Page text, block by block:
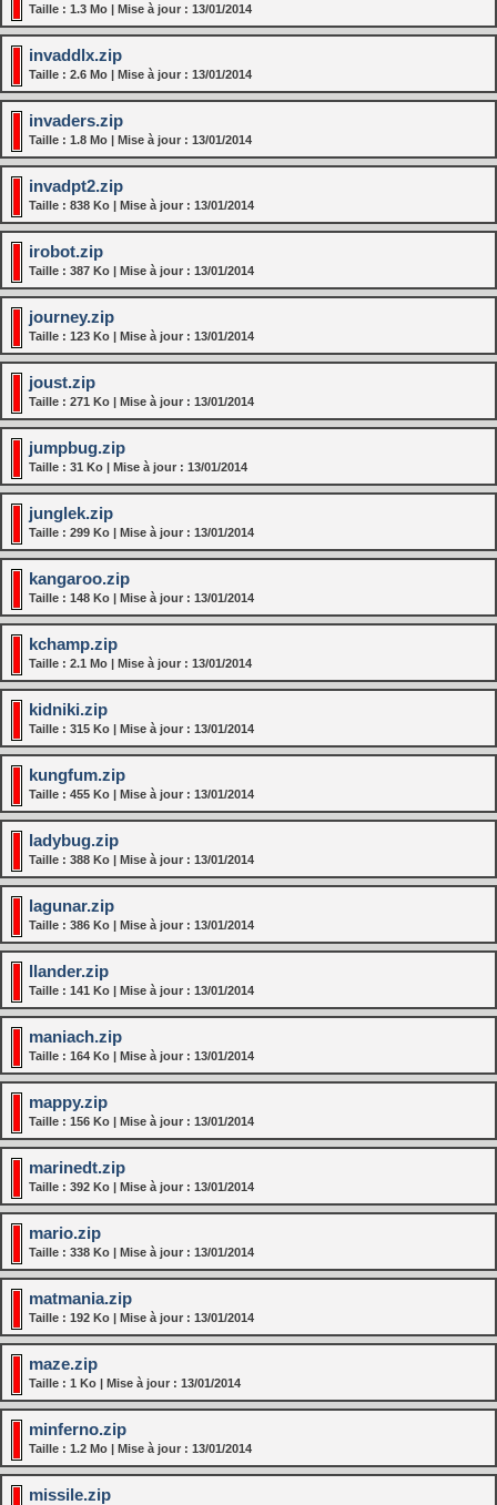
Taille : 1.3 Mo | Mise à jour : 13/01/2014
invaddlx.zip
Taille : 2.6 Mo | Mise à jour : 13/01/2014
invaders.zip
Taille : 1.8 Mo | Mise à jour : 13/01/2014
invadpt2.zip
Taille : 838 Ko | Mise à jour : 13/01/2014
irobot.zip
Taille : 387 Ko | Mise à jour : 13/01/2014
journey.zip
Taille : 123 Ko | Mise à jour : 13/01/2014
joust.zip
Taille : 271 Ko | Mise à jour : 13/01/2014
jumpbug.zip
Taille : 31 Ko | Mise à jour : 13/01/2014
junglek.zip
Taille : 299 Ko | Mise à jour : 13/01/2014
kangaroo.zip
Taille : 148 Ko | Mise à jour : 13/01/2014
kchamp.zip
Taille : 2.1 Mo | Mise à jour : 13/01/2014
kidniki.zip
Taille : 315 Ko | Mise à jour : 13/01/2014
kungfum.zip
Taille : 455 Ko | Mise à jour : 13/01/2014
ladybug.zip
Taille : 388 Ko | Mise à jour : 13/01/2014
lagunar.zip
Taille : 386 Ko | Mise à jour : 13/01/2014
llander.zip
Taille : 141 Ko | Mise à jour : 13/01/2014
maniach.zip
Taille : 164 Ko | Mise à jour : 13/01/2014
mappy.zip
Taille : 156 Ko | Mise à jour : 13/01/2014
marinedt.zip
Taille : 392 Ko | Mise à jour : 13/01/2014
mario.zip
Taille : 338 Ko | Mise à jour : 13/01/2014
matmania.zip
Taille : 192 Ko | Mise à jour : 13/01/2014
maze.zip
Taille : 1 Ko | Mise à jour : 13/01/2014
minferno.zip
Taille : 1.2 Mo | Mise à jour : 13/01/2014
missile.zip